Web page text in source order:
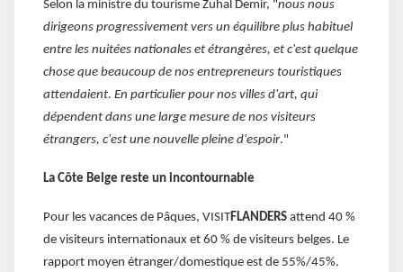
Selon la ministre du tourisme Zuhal Demir, "nous nous
dirigeons progressivement vers un équilibre plus habituel
entre les nuitées nationales et étrangères, et c'est quelque
chose que beaucoup de nos entrepreneurs touristiques
attendaient. En particulier pour nos villes d'art, qui
dépendent dans une large mesure de nos visiteurs
étrangers, c'est une nouvelle pleine d'espoir."
La Côte Belge reste un incontournable
Pour les vacances de Pâques, VISITFLANDERS attend 40 %
de visiteurs internationaux et 60 % de visiteurs belges. Le
rapport moyen étranger/domestique est de 55%/45%.